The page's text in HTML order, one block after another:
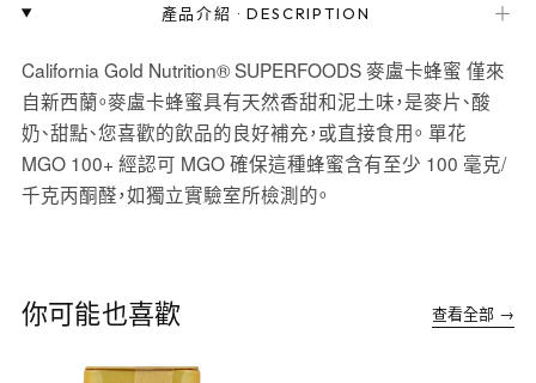
產品介紹 ·DESCRIPTION ＋
California Gold Nutrition® SUPERFOODS 麥盧卡蜂蜜 僅來
自新西蘭。麥盧卡蜂蜜具有天然香甜和泥土味，是麥片、酸
奶、甜點、您喜歡的飲品的良好補充，或直接食用。 單花
MGO 100+ 經認可 MGO 確保這種蜂蜜含有至少 100 毫克/
千克丙酮醛，如獨立實驗室所檢測的。
你可能也喜歡 查看全部 →